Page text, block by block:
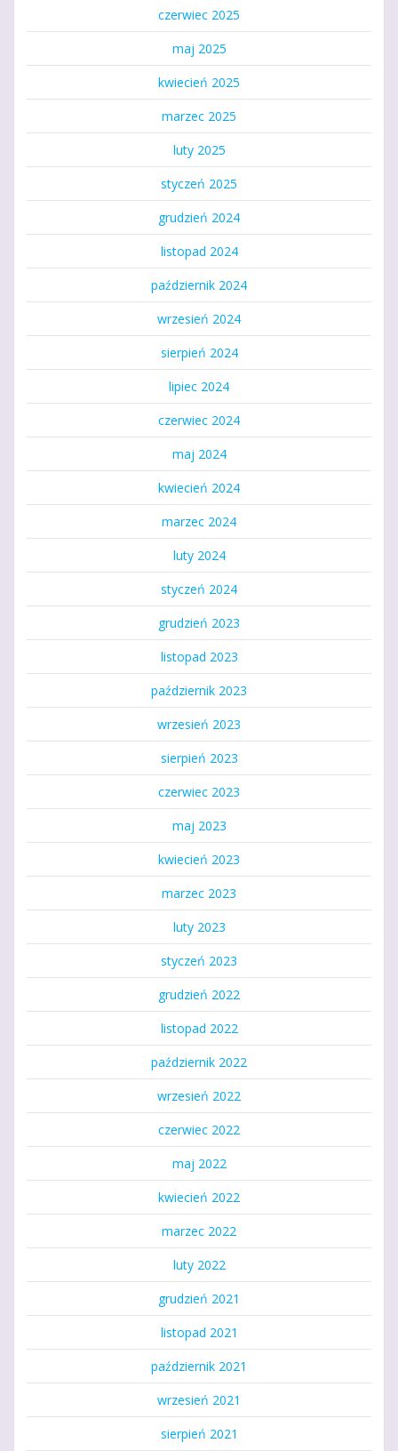
czerwiec 2025
maj 2025
kwiecień 2025
marzec 2025
luty 2025
styczeń 2025
grudzień 2024
listopad 2024
październik 2024
wrzesień 2024
sierpień 2024
lipiec 2024
czerwiec 2024
maj 2024
kwiecień 2024
marzec 2024
luty 2024
styczeń 2024
grudzień 2023
listopad 2023
październik 2023
wrzesień 2023
sierpień 2023
czerwiec 2023
maj 2023
kwiecień 2023
marzec 2023
luty 2023
styczeń 2023
grudzień 2022
listopad 2022
październik 2022
wrzesień 2022
czerwiec 2022
maj 2022
kwiecień 2022
marzec 2022
luty 2022
grudzień 2021
listopad 2021
październik 2021
wrzesień 2021
sierpień 2021